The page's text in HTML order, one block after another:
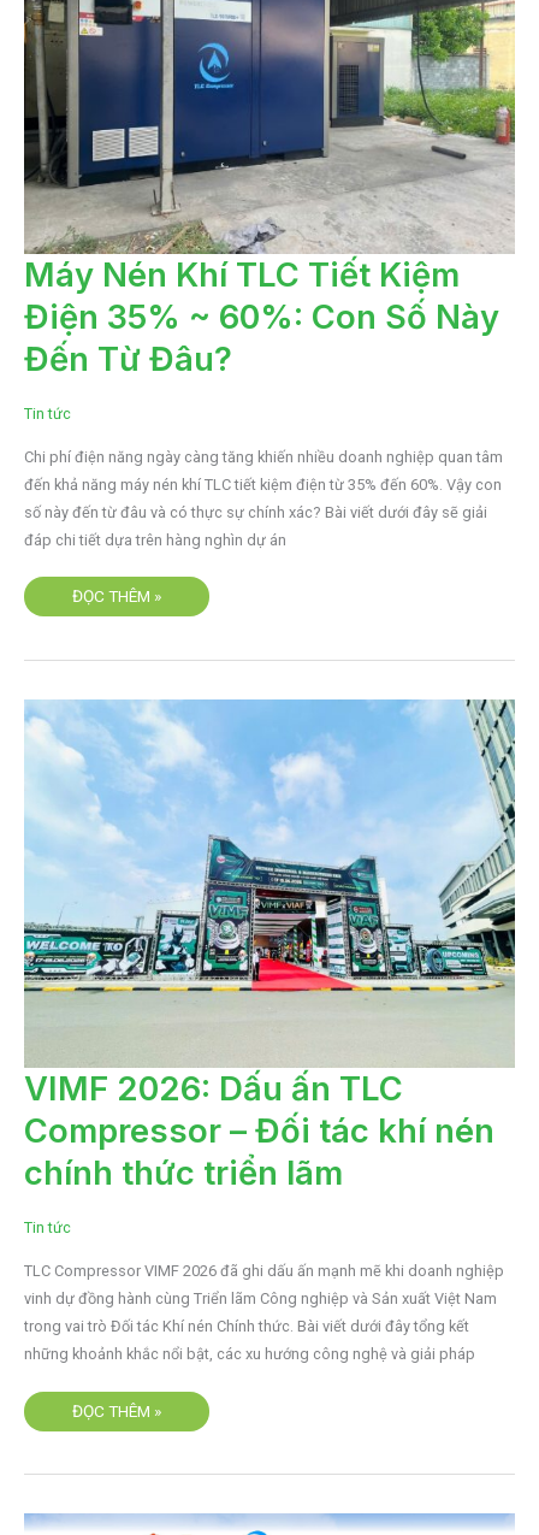
Máy Nén Khí TLC Tiết Kiệm
Điện 35% ~ 60%: Con Số Này
Đến Từ Đâu?
Tin tức
Chi phí điện năng ngày càng tăng khiến nhiều doanh nghiệp quan tâm
đến khả năng máy nén khí TLC tiết kiệm điện từ 35% đến 60%. Vậy con
số này đến từ đâu và có thực sự chính xác? Bài viết dưới đây sẽ giải
đáp chi tiết dựa trên hàng nghìn dự án
MÁY
NÉN
KHÍ
TLC
TIẾT
ĐIỆN
35%
NÀY
ĐẾN
TỪ
ĐÂU?
ĐỌC THÊM »
VIMF 2026: Dấu ấn TLC
Compressor – Đối tác khí nén
chính thức triển lãm
Tin tức
TLC Compressor VIMF 2026 đã ghi dấu ấn mạnh mẽ khi doanh nghiệp
vinh dự đồng hành cùng Triển lãm Công nghiệp và Sản xuất Việt Nam
trong vai trò Đối tác Khí nén Chính thức. Bài viết dưới đây tổng kết
những khoảnh khắc nổi bật, các xu hướng công nghệ và giải pháp
VIMF
2026:
DẤU
ẤN
TLC
COMPRESSOR
–
ĐỐI
TRIỂN
LÃM
ĐỌC THÊM »